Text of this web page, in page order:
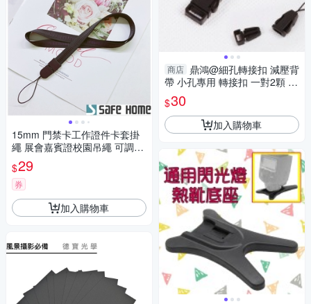
15mm 門禁卡工作證件卡套掛
繩 展會嘉賓證校園吊繩 可調整
頸圈尺寸 41公分長(恕不接受指
定顏色出貨) CPA038
$29
券
加入購物車
商店 鼎鴻@細孔轉接扣 減壓背
帶 小孔專用 轉接扣 一對2顆 微
單眼 飛機扣 證件扣 分離式
$30
加入購物車